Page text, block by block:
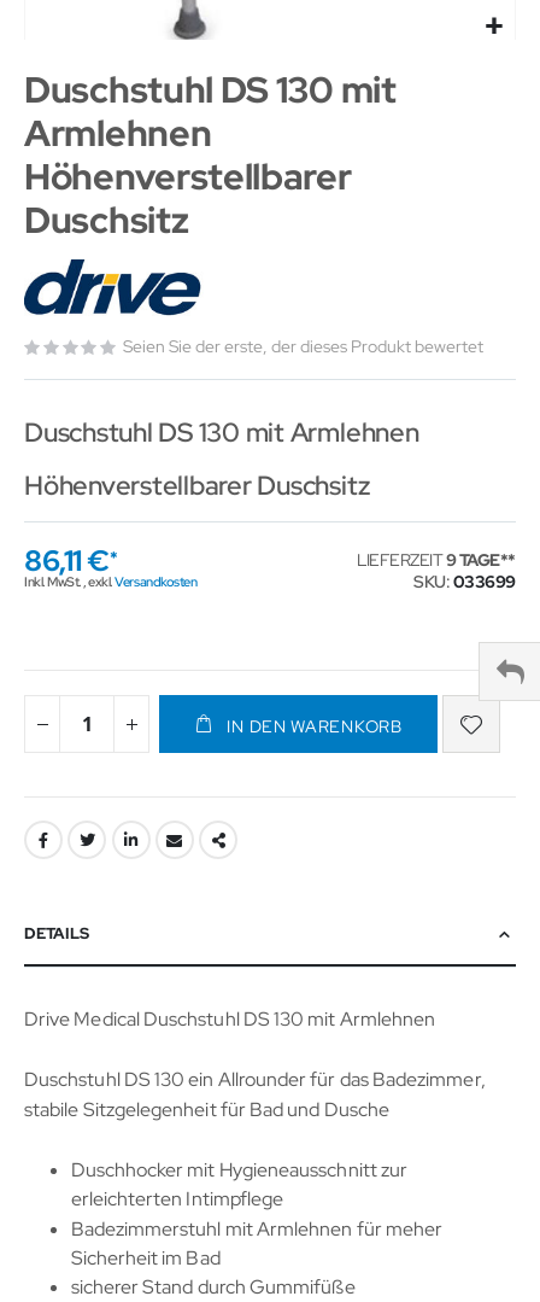
Duschstuhl DS 130 mit
Armlehnen
Höhenverstellbarer
Duschsitz
Seien Sie der erste, der dieses Produkt bewertet
Duschstuhl DS 130 mit Armlehnen
Höhenverstellbarer Duschsitz
86,11 €
Inkl. MwSt.,exkl.Versandkosten
LIEFERZEIT9 TAGE
SKU 033699
IN DEN WARENKORB
DETAILS
Drive Medical Duschstuhl DS 130 mit Armlehnen
Duschstuhl DS 130 ein Allrounder für das Badezimmer,
stabile Sitzgelegenheit für Bad und Dusche
Duschhocker mit Hygieneausschnitt zur
erleichterten Intimpflege
Badezimmerstuhl mit Armlehnen für meher
Sicherheit im Bad
sicherer Stand durch Gummifüße